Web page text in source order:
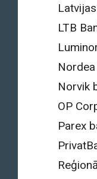
LTB
Norvik
OP
Parex